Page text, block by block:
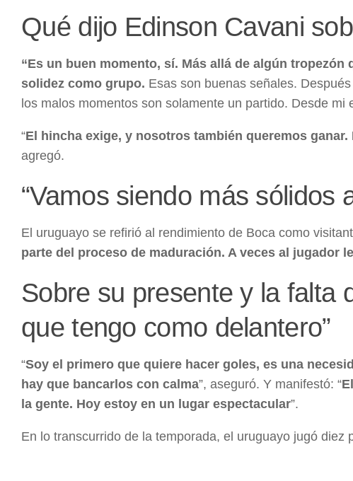
Qué dijo Edinson Cavani
“Es un buen momento, sí. Más allá de algún
solidez como grupo. Esas son buenas señales.
los malos momentos son solamente un partido. Desde
“El hincha exige, y nosotros también queremos
agregó.
“Vamos siendo más sólidos
El uruguayo se refirió al rendimiento de Boca como
parte del proceso de maduración. A veces al jugador
Sobre su presente y la falta
que tengo como delantero”
“Soy el primero que quiere hacer goles, es una
hay que bancarlos con calma”, aseguró. Y manifestó: “
la gente. Hoy estoy en un lugar espectacular”.
En lo transcurrido de la temporada, el uruguayo jugó diez